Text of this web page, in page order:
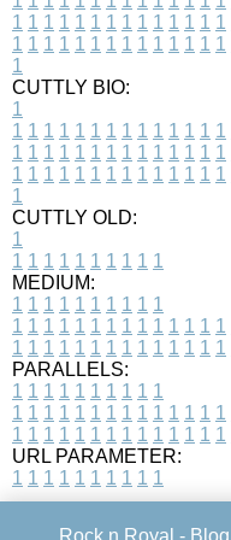
1 1 1 1 1 1 1 1 1 1 1 1 1 1
1 1 1 1 1 1 1 1 1 1 1 1 1 1
1
CUTTLY BIO:
1
1 1 1 1 1 1 1 1 1 1 1 1 1 1
1 1 1 1 1 1 1 1 1 1 1 1 1 1
1 1 1 1 1 1 1 1 1 1 1 1 1 1
1
CUTTLY OLD:
1
1 1 1 1 1 1 1 1 1 1
MEDIUM:
1 1 1 1 1 1 1 1 1 1
1 1 1 1 1 1 1 1 1 1 1 1 1 1
1 1 1 1 1 1 1 1 1 1 1 1 1 1
PARALLELS:
1 1 1 1 1 1 1 1 1 1
1 1 1 1 1 1 1 1 1 1 1 1 1 1
1 1 1 1 1 1 1 1 1 1 1 1 1 1
URL PARAMETER:
1 1 1 1 1 1 1 1 1 1
Rock n Royal - Blog